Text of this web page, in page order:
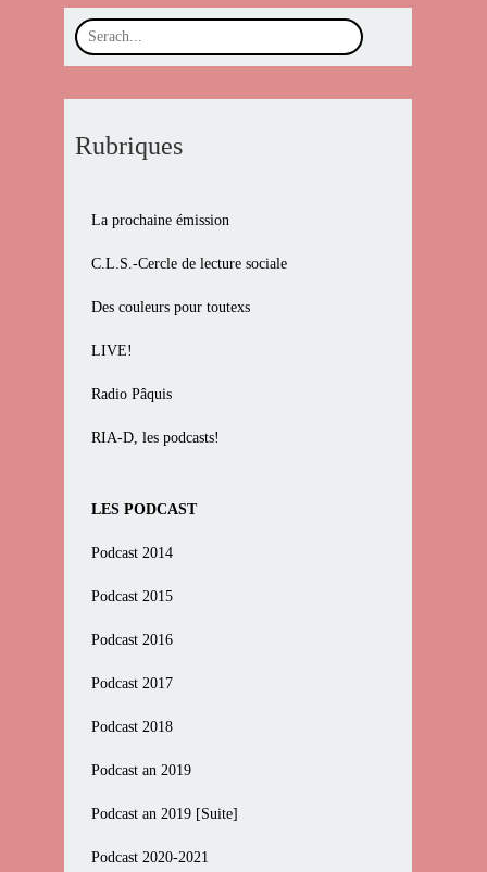
Rubriques
La prochaine émission
C.L.S.-Cercle de lecture sociale
Des couleurs pour toutexs
LIVE!
Radio Pâquis
RIA-D, les podcasts!
LES PODCAST
Podcast 2014
Podcast 2015
Podcast 2016
Podcast 2017
Podcast 2018
Podcast an 2019
Podcast an 2019 [Suite]
Podcast 2020-2021